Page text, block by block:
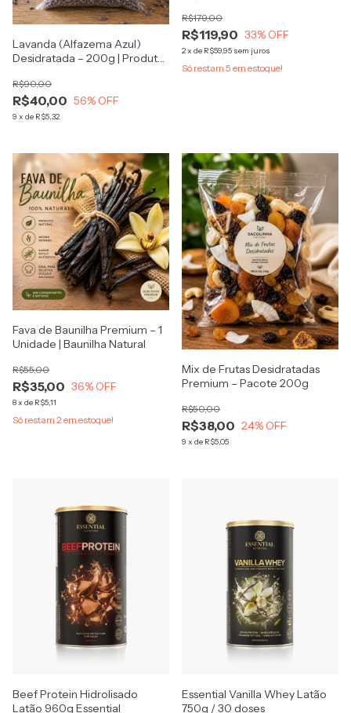
Lavanda (Alfazema Azul)
Desidratada – 200g | Produto
R$40,00
R$90,00
56% OFF
9 x de R$5,32
R$119,90
R$179,00
33% OFF
2x de R$59,95 sem juros
Só restam 5 em estoque!
Fava de Baunilha Premium – 1
Unidade | Baunilha Natural
R$35,00
R$55,00
36% OFF
8x de R$5,11
Só restam 2 em estoque!
Mix de Frutas Desidratadas
Premium – Pacote 200g
R$38,00
R$50,00
24% OFF
9 x de R$5,05
Beef Protein Hidrolisado
Latão 960g Essential
Essential Vanilla Whey Latão
750g / 30 doses